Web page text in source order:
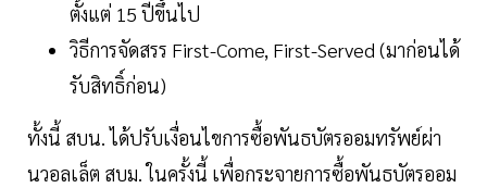
ตั้งแต่ 15 ปีขึ้นไป
วิธีการจัดสรร First-Come, First-Served (มาก่อนได้
รับสิทธิ์ก่อน)
ทั้งนี้ สบน. ได้ปรับเงื่อนไขการซื้อพันธบัตรออมทรัพย์ผ่า
นวอลเล็ต สบม. ในครั้งนี้ เพื่อกระจายการซื้อพันธบัตรออม